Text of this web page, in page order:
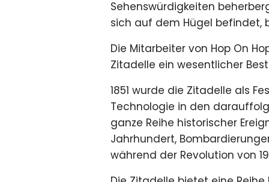
Sehenswürdigkeiten
sich auf dem Hügel befindet,
Die Mitarbeiter von Hop On
Zitadelle ein wesentlicher
1851 wurde die Zitadelle als
Technologie in den
ganze Reihe historischer
Jahrhundert,
während der Revolution von